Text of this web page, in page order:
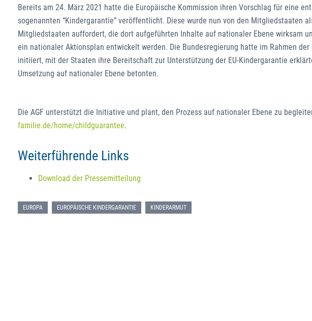
Bereits am 24. März 2021 hatte die Europäische Kommission ihren Vorschlag für eine
sogenannten “Kindergarantie” veröffentlicht. Diese wurde nun von den Mitgliedstaaten
Mitgliedstaaten auffordert, die dort aufgeführten Inhalte auf nationaler Ebene wirksam
ein nationaler Aktionsplan entwickelt werden. Die Bundesregierung hatte im Rahmen
initiiert, mit der Staaten ihre Bereitschaft zur Unterstützung der EU-Kindergarantie
Umsetzung auf nationaler Ebene betonten.
Die AGF unterstützt die Initiative und plant, den Prozess auf nationaler Ebene zu
familie.de/home/childguarantee.
Weiterführende Links
Download der Pressemitteilung
EUROPA EUROPÄISCHE KINDERGARANTIE KINDERARMUT